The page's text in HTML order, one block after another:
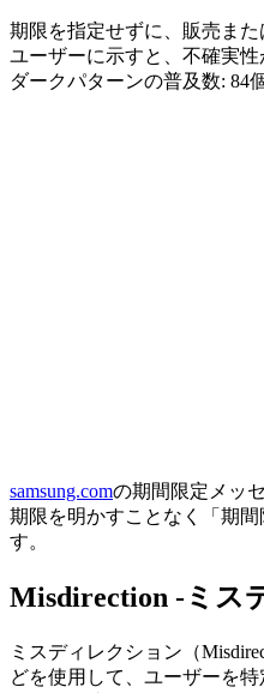
期限を指定せずに、販売ま
ユーザーに示すと、不確実性
ダークパターンの普及数: 84
samsung.comの期間限定メッ
期限を明かすことなく「期
す。
Misdirection -ミス
ミスディレクション（
どを使用して、ユーザーを